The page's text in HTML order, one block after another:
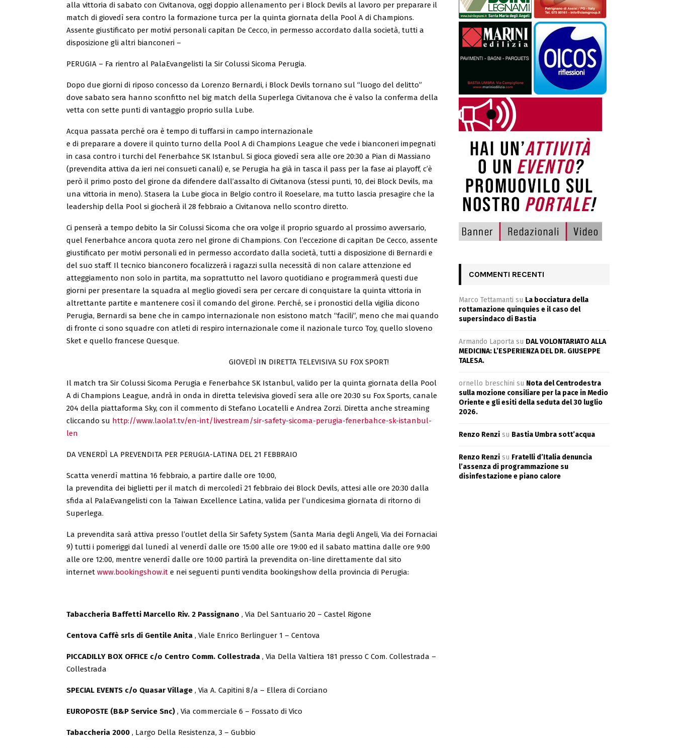
alla vittoria di sabato con Civitanova, oggi doppio allenamento per i Block Devils al lavoro per preparare il
match di giovedì sera contro la formazione turca per la quinta giornata della Pool A di Champions.
Assente giustificato per motivi personali capitan De Cecco, in permesso accordato dalla società, tutti a
disposizione gli altri bianconeri –
PERUGIA – Fa rientro al PalaEvangelisti la Sir Colussi Sicoma Perugia.
Dopo due giorni di riposo concesso da Lorenzo Bernardi, i Block Devils tornano sul “luogo del delitto”
dove sabato sera hanno sconfitto nel big match della Superlega Civitanova che è valso la conferma della
vetta con sette punti di vantaggio proprio sulla Lube.
Acqua passata perché ora è tempo di tuffarsi in campo internazionale
e di preparare a dovere il quinto turno della Pool A di Champions League che vede i bianconeri impegnati
in casa contro i turchi del Fenerbahce SK Istanbul. Si gioca giovedì sera alle ore 20:30 a Pian di Massiano
(prevendita attiva da ieri nei consueti canali) e, se Perugia ha già in tasca il pass per la fase ai playoff, c’è
però il primo posto del girone da difendere dall’assalto di Civitanova (stessi punti, 10, dei Block Devils, ma
una vittoria in meno). Stasera la Lube gioca in Belgio contro il Roeselare, ma tutto lascia presagire che la
leadership della Pool si giocherà il 28 febbraio a Civitanova nello scontro diretto.
Ci penserà a tempo debito la Sir Colussi Sicoma che ora volge il proprio sguardo al prossimo avversario,
quel Fenerbahce ancora quota zero nel girone di Champions. Con l’eccezione di capitan De Cecco, assente
giustificato per motivi personali ed in permesso accordato dalla società, tutti a disposizione di Bernardi e
del suo staff. Il tecnico bianconero focalizzerà i ragazzi sulla necessità di non calare attenzione ed
atteggiamento non solo in partita, ma soprattutto nel lavoro quotidiano e programmerà questi due
giorni per presentare la squadra al meglio giovedì sera per cercare di conquistare la quinta vittoria in
altrettante partite e mantenere così il comando del girone. Perché, se i pronostici della vigilia dicono
Perugia, Bernardi sa bene che in campo internazionale non esistono match “facili”, meno che mai quando
di fronte ci sono squadre con atleti di respiro internazionale come il nazionale turco Toy, quello sloveno
Sket e quello francese Quesque.
GIOVEDÌ IN DIRETTA TELEVISIVA SU FOX SPORT!
Il match tra Sir Colussi Sicoma Perugia e Fenerbahce SK Istanbul, valido per la quinta giornata della Pool
A di Champions League, andrà in onda in diretta televisiva giovedì sera alle ore 20:30 su Fox Sports, canale
204 della piattaforma Sky, con il commento di Stefano Locatelli e Andrea Zorzi. Diretta anche streaming
cliccando su http://www.laola1.tv/en-int/livestream/sir-safety-sicoma-perugia-fenerbahce-sk-istanbul-
len
DA VENERDÌ LA PREVENDITA PER PERUGIA-LATINA DEL 21 FEBBRAIO
Scatta venerdì mattina 16 febbraio, a partire dalle ore 10:00,
la prevendita dei biglietti per il match di mercoledì 21 febbraio dei Block Devils, attesi alle ore 20:30 dalla
sfida al PalaEvangelisti con la Taiwan Excellence Latina, valida per l’undicesima giornata di ritorno di
Superlega.
La prevendita sarà attiva presso l’outlet della Sir Safety System (Santa Maria degli Angeli, Via dei Fornaciai
9) tutti i pomeriggi dal lunedì al venerdì dalle ore 15:00 alle ore 19:00 ed il sabato mattina dalle ore 9:00
alle ore 12:00, mentre venerdì dalle ore 10:00 partirà la prevendita on-line direttamente dal sito
internet www.bookingshow.it e nei seguenti punti vendita bookingshow della provincia di Perugia:
Tabaccheria Baffetti Marcello Riv. 2 Passignano , Via Del Santuario 20 – Castel Rigone
Centova Caffè srls di Gentile Anita , Viale Enrico Berlinguer 1 – Centova
PICCADILLY BOX OFFICE c/o Centro Comm. Collestrada , Via Della Valtiera 181 presso C Com. Collestrada –
Collestrada
SPECIAL EVENTS c/o Quasar Village , Via A. Capitini 8/a – Ellera di Corciano
EUROPOSTE (B&P Service Snc) , Via commerciale 6 – Fossato di Vico
Tabaccheria 2000 , Largo Della Resistenza, 3 – Gubbio
COMMENTI RECENTI
Marco Tettamanti su La bocciatura della
rottamazione quinquies e il caso del
supersindaco di Bastia
Armando Laporta su DAL VOLONTARIATO ALLA
MEDICINA: L’ESPERIENZA DEL DR. GIUSEPPE
TALESA.
ornello breschini su Nota del Centrodestra
sulla mozione consiliare per la pace in Medio
Oriente e gli esiti della seduta del 30 luglio
2026.
Renzo Renzi su Bastia Umbra sott’acqua
Renzo Renzi su Fratelli d’Italia denuncia
l’assenza di programmazione su
disinfestazione e piano calore